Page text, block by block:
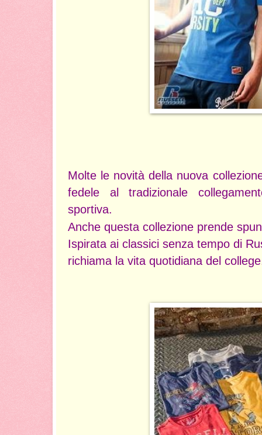
Molte le novità della nuova
fedele al tradizionale
sportiva.
Anche questa collezione prende
Ispirata ai classici senza tempo di
richiama la vita quotidiana del